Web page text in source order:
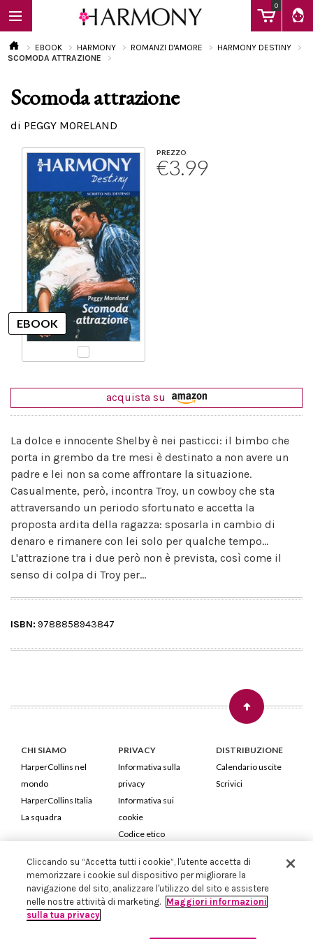
0
EBOOK
Calendario
EBOOK HARMONY ROMANZI D'AMORE
HARMONY DESTINY
SCOMODA ATTRAZIONE
Scomoda attrazione
di PEGGY MORELAND
PREZZO
€3.99
acquista su
La dolce e innocente Shelby è nei pasticci: il bimbo che
porta in grembo da tre mesi è destinato a non avere un
padre e lei non sa come affrontare la situazione.
Casualmente, però, incontra Troy, un cowboy che sta
attraversando un periodo sfortunato e accetta la
proposta ardita della ragazza: sposarla in cambio di
denaro e rimanere con lei solo per qualche tempo...
L'attrazione tra i due però non è prevista, così come il
senso di colpa di Troy per...
ISBN: 9788858943847
CHI SIAMO
HarperCollins nel
mondo
HarperCollins Italia
La squadra
PRIVACY
Informativa sulla
privacy
Informativa sui
cookie
Codice etico
DISTRIBUZIONE
Calendario uscite
Scrivici
HarperCollins Italia S.p.A. Viale Monte Nero, 84 - 20135 Milano
Cod. Fiscale e P.IVA 05946780151 - Capitale Sociale 258.250 €
Iscritta in Milano al Registro delle imprese nr.198004 e REA nr.1051898
Cliccando su “Accetta tutti i cookie”, l'utente accetta di
memorizzare i cookie sul dispositivo per migliorare la
navigazione del sito, analizzare l'utilizzo del sito e assistere
nelle nostre attività di marketing. Maggiori informazioni
sulla tua privacy